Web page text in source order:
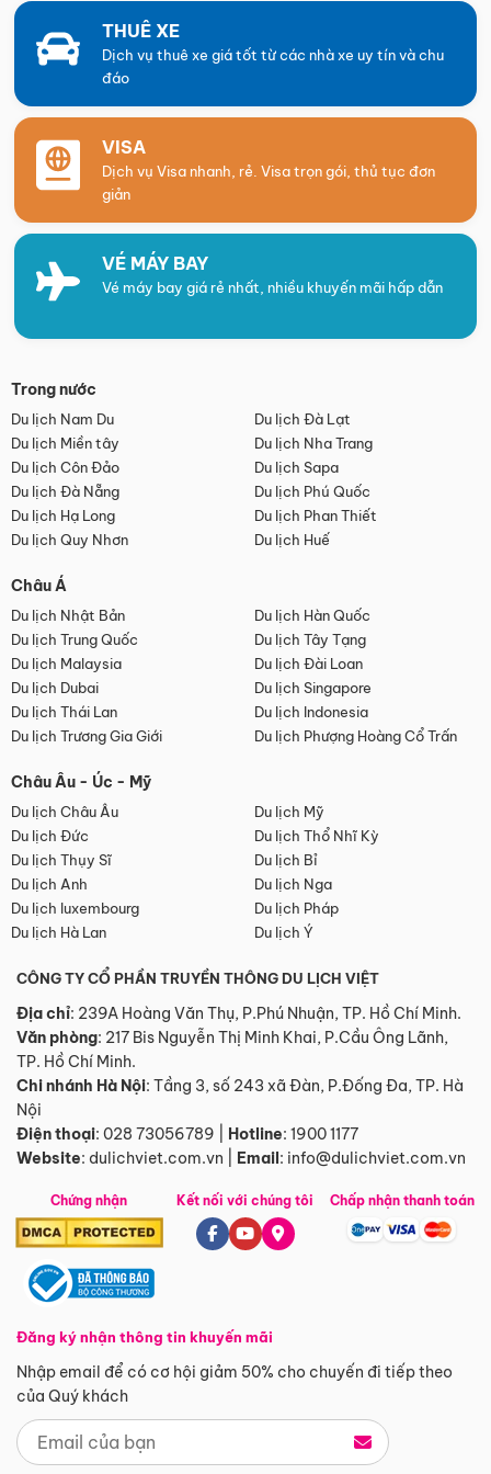
THUÊ XE
Dịch vụ thuê xe giá tốt từ các nhà xe uy tín và chu
đáo
VISA
Dịch vụ Visa nhanh, rẻ. Visa trọn gói, thủ tục đơn
giản
VÉ MÁY BAY
Vé máy bay giá rẻ nhất, nhiều khuyến mãi hấp dẫn
Trong nước
Du lịch Nam Du
Du lịch Đà Lạt
Du lịch Miền tây
Du lịch Nha Trang
Du lịch Côn Đảo
Du lịch Sapa
Du lịch Đà Nẵng
Du lịch Phú Quốc
Du lịch Hạ Long
Du lịch Phan Thiết
Du lịch Quy Nhơn
Du lịch Huế
Châu Á
Du lịch Nhật Bản
Du lịch Hàn Quốc
Du lịch Trung Quốc
Du lịch Tây Tạng
Du lịch Malaysia
Du lịch Đài Loan
Du lịch Dubai
Du lịch Singapore
Du lịch Thái Lan
Du lịch Indonesia
Du lịch Trương Gia Giới
Du lịch Phượng Hoàng Cổ Trấn
Châu Âu - Úc - Mỹ
Du lịch Châu Âu
Du lịch Mỹ
Du lịch Đức
Du lịch Thổ Nhĩ Kỳ
Du lịch Thụy Sĩ
Du lịch Bỉ
Du lịch Anh
Du lịch Nga
Du lịch luxembourg
Du lịch Pháp
Du lịch Hà Lan
Du lịch Ý
CÔNG TY CỔ PHẦN TRUYỀN THÔNG DU LỊCH VIỆT
Địa chỉ: 239A Hoàng Văn Thụ, P.Phú Nhuận, TP. Hồ Chí Minh.
Văn phòng: 217 Bis Nguyễn Thị Minh Khai, P.Cầu Ông Lãnh,
TP. Hồ Chí Minh.
Chi nhánh Hà Nội: Tầng 3, số 243 xã Đàn, P.Đống Đa, TP. Hà
Nội
Điện thoại: 028 73056789 Hotline: 1900 1177
Website: dulichviet.com.vn Email: info@dulichviet.com.vn
Chứng nhận
Đăng ký nhận thông tin khuyến mãi
Nhập email để có cơ hội giảm 50% cho chuyến đi tiếp theo
của Quý khách
Kết nối với chúng tôi Chấp nhận thanh toán